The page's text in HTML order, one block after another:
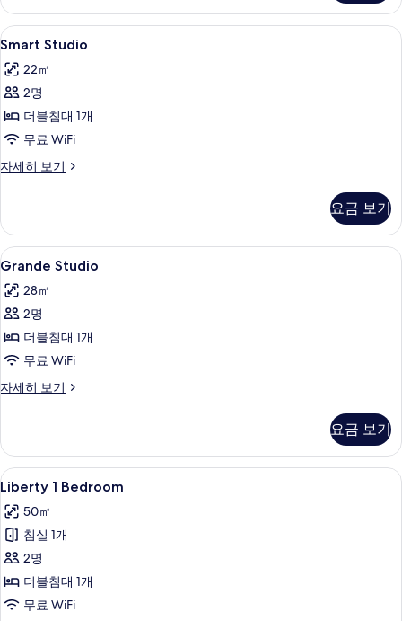
히
보
기
Smart
Studio
사
진
모
두
보
Smart Studio | 고급 침구, 객실 내 금
6
Smart Studio
22㎡
2명
더블침대 1개
무료 WiFi
자세히 보기
Smart
히
보
기
요금 보기
Grande
Studio
사
진
모
두
보
13
Grande Studio
28㎡
2명
더블침대 1개
무료 WiFi
자세히 보기
Grande
히
보
기
요금 보기
Liberty
1
Bedroom
사
진
모
두
Liberty 1 Bedroom | 고급 침구, 객실
11
Liberty 1 Bedroom
50㎡
침실 1개
2명
더블침대 1개
무료 WiFi